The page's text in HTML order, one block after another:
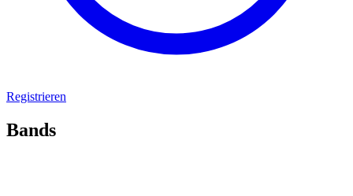
Registrieren
Bands